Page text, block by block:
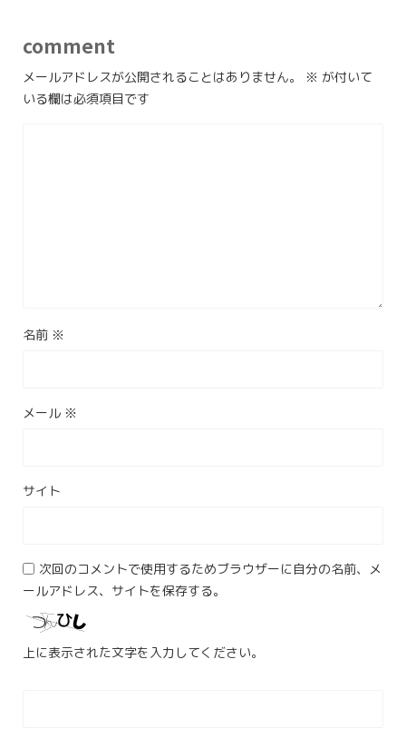
comment
メールアドレスが公開されることはありません。 ※ が付いて
いる欄は必須項目です
名前 ※
メール ※
サイト
次回のコメントで使用するためブラウザーに自分の名前、メ
ールアドレス、サイトを保存する。
上に表示された文字を入力してください。